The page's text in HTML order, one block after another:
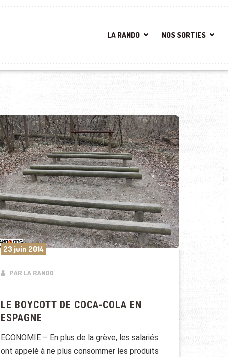
LA RANDO NOS SORTIES
23 juin 2014
PAR LA RANDO
LE BOYCOTT DE COCA-COLA EN
ESPAGNE
ECONOMIE – En plus de la grève, les salariés
ont appelé à ne plus consommer les produits